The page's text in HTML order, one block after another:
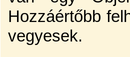
Hozzáértőbb
vegyesek.